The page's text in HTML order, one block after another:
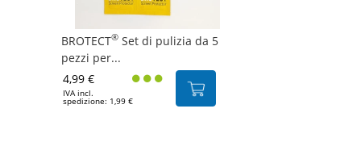
BROTECT® Set di pulizia da 5
pezzi per...
4,99 €
IVA incl.
spedizione: 1,99 €